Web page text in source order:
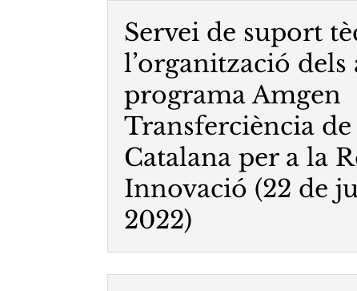
Servei de suport
l’organització dels
programa Amgen
Transferciència
Catalana per a la
Innovació (22 de
2022)